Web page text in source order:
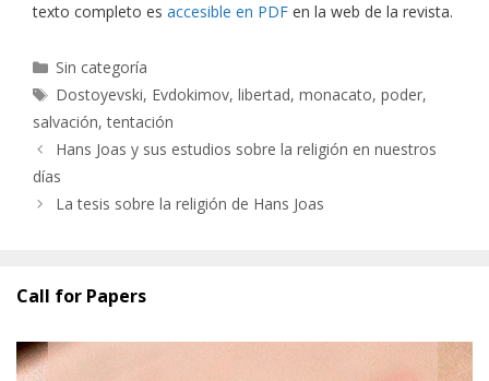
texto completo es accesible en PDF en la web de la revista.
Categorías
Sin categoría
Etiquetas
Dostoyevski, Evdokimov,libertad,monacato,poder,
salvación,tentación
Hans Joas y sus estudios sobre la religión en nuestros
días
La tesis sobre la religión de Hans Joas
Call for Papers